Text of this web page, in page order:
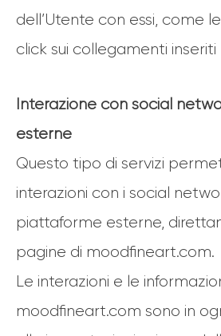
dell’Utente con essi, come
click sui collegamenti inseriti
Interazione con social
esterne
Questo tipo di servizi
interazioni con i social
piattaforme esterne,
pagine di moodfineart.com.
Le interazioni e le
moodfineart.com sono in